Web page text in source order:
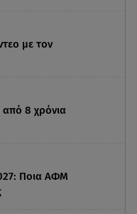
με τον
8 χρόνια
Ποια ΑΦΜ